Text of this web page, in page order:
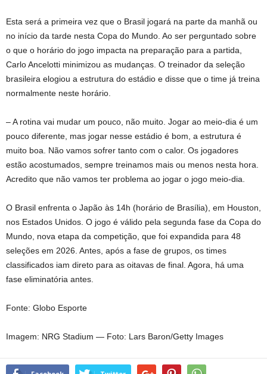
Esta será a primeira vez que o Brasil jogará na parte da manhã ou
no início da tarde nesta Copa do Mundo. Ao ser perguntado sobre
o que o horário do jogo impacta na preparação para a partida,
Carlo Ancelotti minimizou as mudanças. O treinador da seleção
brasileira elogiou a estrutura do estádio e disse que o time já treina
normalmente neste horário.
– A rotina vai mudar um pouco, não muito. Jogar ao meio-dia é um
pouco diferente, mas jogar nesse estádio é bom, a estrutura é
muito boa. Não vamos sofrer tanto com o calor. Os jogadores
estão acostumados, sempre treinamos mais ou menos nesta hora.
Acredito que não vamos ter problema ao jogar o jogo meio-dia.
O Brasil enfrenta o Japão às 14h (horário de Brasília), em Houston,
nos Estados Unidos. O jogo é válido pela segunda fase da Copa do
Mundo, nova etapa da competição, que foi expandida para 48
seleções em 2026. Antes, após a fase de grupos, os times
classificados iam direto para as oitavas de final. Agora, há uma
fase eliminatória antes.
Fonte: Globo Esporte
Imagem: NRG Stadium — Foto: Lars Baron/Getty Images